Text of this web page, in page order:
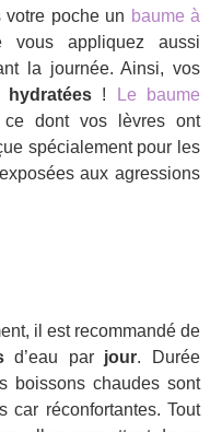
poche un baume à
vous appliquez aussi
la journée. Ainsi, vos
hydratées !
Le baume
dont vos lèvres ont
spécialement pour les
aux agressions
il est recommandé de
d’eau par jour. Durée
boissons chaudes sont
car réconfortantes. Tout